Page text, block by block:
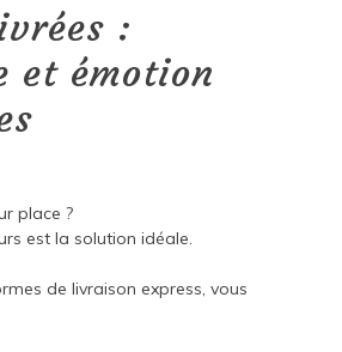
:
et émotion
place ?
est la solution idéale.
de livraison express, vous